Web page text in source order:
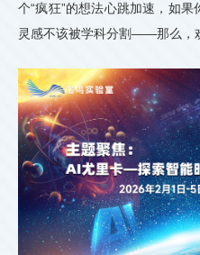
个“疯狂”的想法心跳加速，如果
灵感不该被学科分割——那么，